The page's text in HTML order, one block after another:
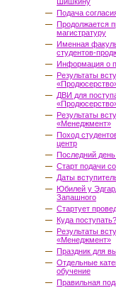
Подача
Продолжается
магистратуру
Именная
студентов-
Информация о
Результаты
ДВИ для
Результаты
«Менеджмент»
Поход
центр
Последний
Старт подачи
Даты
Юбилей у
Запашного
Стартует
Куда поступать?
Результаты
«Менеджмент»
Праздник для
Отдельные
обучение
Правильная